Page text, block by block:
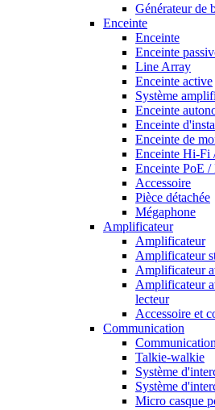
Générateur de
Enceinte
Enceinte
Enceinte
Line Array
Enceinte active
Système
Enceinte
Enceinte
Enceinte de
Enceinte Hi-Fi
Enceinte PoE /
Accessoire
Pièce détachée
Mégaphone
Amplificateur
Amplificateur
Amplificateur
Amplificateur
Amplificateur
lecteur
Accessoire et
Communication
Communication
Talkie-walkie
Système
Système
Micro casque